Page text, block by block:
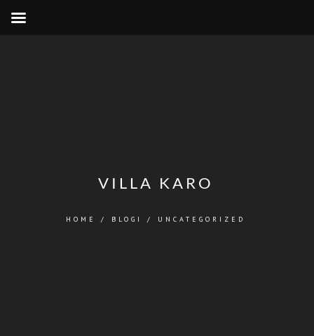
VILLA KARO
HOME / BLOGI / UNCATEGORIZED